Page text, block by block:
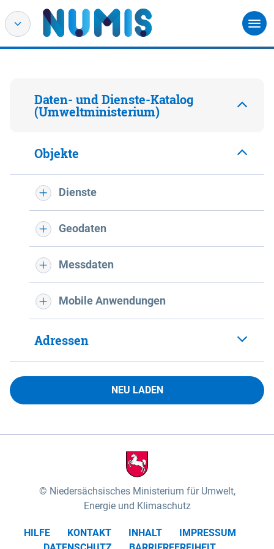
Daten- und Dienste-Katalog
(Umweltministerium)
Objekte
Dienste
Geodaten
Messdaten
Mobile Anwendungen
Adressen
NEU LADEN
Niedersächsisches Ministerium für Umwelt,
Energie und Klimaschutz
HILFE KONTAKT INHALT
IMPRESSUM